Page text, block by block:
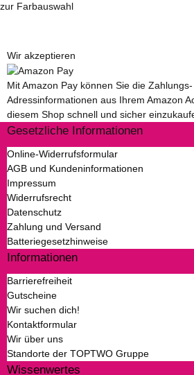
zur Farbauswahl
Wir akzeptieren
Mit Amazon Pay können Sie die
Adressinformationen aus Ihrem Amazon
diesem Shop schnell und sicher
Gesetzliche Informationen
Online-Widerrufsformular
AGB und Kundeninformationen
Impressum
Widerrufsrecht
Datenschutz
Zahlung und Versand
Batteriegesetzhinweise
Informationen
Barrierefreiheit
Gutscheine
Wir suchen dich!
Kontaktformular
Wir über uns
Standorte der TOPTWO Gruppe
Wissenwertes